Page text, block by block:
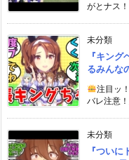
がとナス
未分類
『キン
るみんな
注目ッ
バレ注意
未分類
『つい